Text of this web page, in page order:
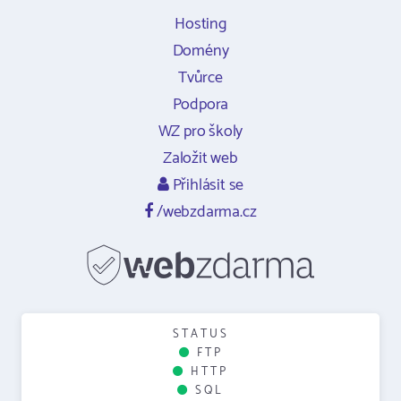
Hosting
Domény
Tvůrce
Podpora
WZ pro školy
Založit web
Přihlásit se
/webzdarma.cz
STATUS
FTP
HTTP
SQL